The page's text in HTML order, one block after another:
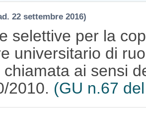
22 settembre 2016)
selettive per la
universitario di
chiamata ai sensi
2010. (GU n.67